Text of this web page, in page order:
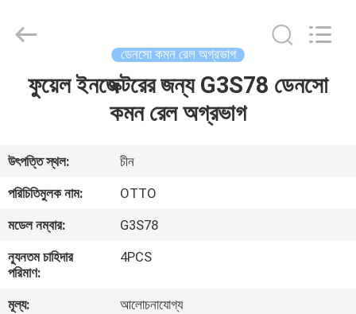
বাড়ি
আমাদের
সম্বন্ধে
কারখানা
ভ্রমণ
AUTO
PARTS
Reserved.
ডেনসো কমন রেল অগ্রভাগ
ফুয়েল ইনজেক্টরের জন্য G3S78 ডেনসো
কমন রেল অগ্রভাগ
উৎপত্তি স্থল:
চীন
পরিচিতিমুলক নাম:
OTTO
মডেল নম্বার:
G3S78
ন্যূনতম চাহিদার
পরিমাণ:
4PCS
মূল্য:
আলোচনাযোগ্য